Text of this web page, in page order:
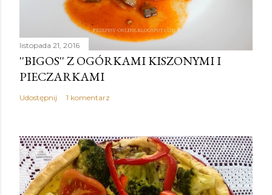
listopada 21, 2016
''BIGOS'' Z OGÓRKAMI KISZONYMI I
PIECZARKAMI
Udostępnij 1 komentarz